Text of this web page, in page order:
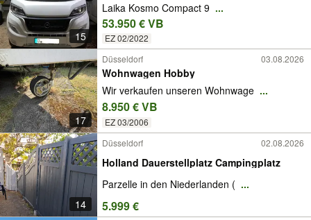
15
Laika Kosmo Compact 9 ...
53.950 € VB
EZ 02/2022
17
Düsseldorf 03.08.2026
Wohnwagen Hobby
Wir verkaufen unseren Wohnwage ...
8.950 € VB
EZ 03/2006
14
Düsseldorf 02.08.2026
Holland Dauerstellplatz Campingplatz
Parzelle in den Niederlanden ( ...
5.999 €